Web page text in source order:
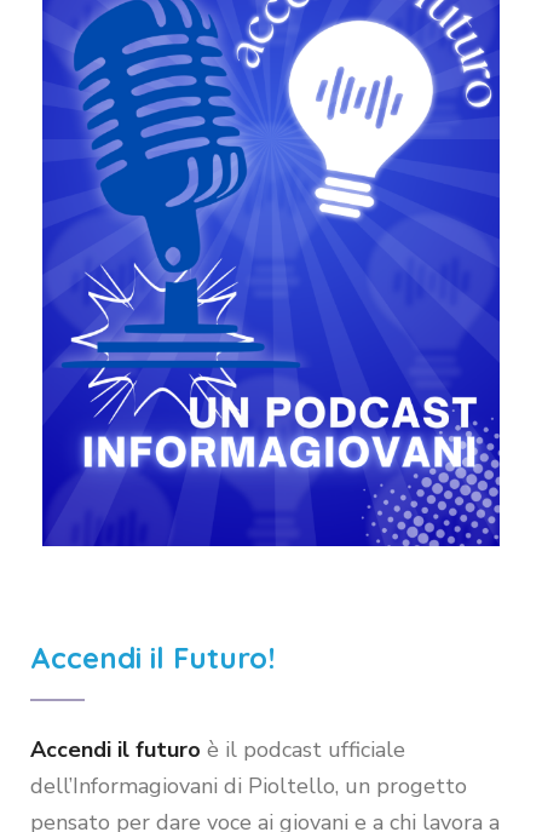
Accendi il Futuro!
Accendi il futuro è il podcast ufficiale
dell’Informagiovani di Pioltello, un progetto
pensato per dare voce ai giovani e a chi lavora a